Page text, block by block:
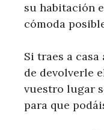
su habitación
cómoda
Si traes a
de devolverle
vuestro lugar
para que